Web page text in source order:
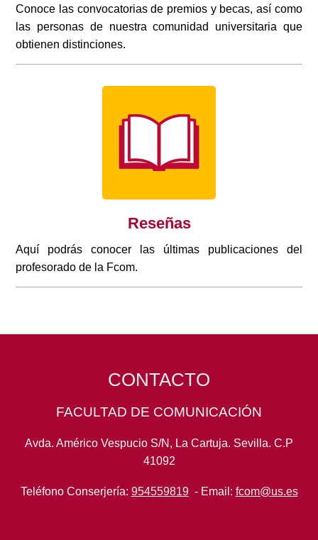
Conoce las convocatorias de premios y becas, así como
las personas de nuestra comunidad universitaria que
obtienen distinciones.
Reseñas
Aquí podrás conocer las últimas publicaciones del
profesorado de la Fcom.
CONTACTO
FACULTAD DE COMUNICACIÓN
Avda. Américo Vespucio S/N, La Cartuja. Sevilla. C.P
41092
Teléfono Conserjería: 954559819- Email: fcom@us.es